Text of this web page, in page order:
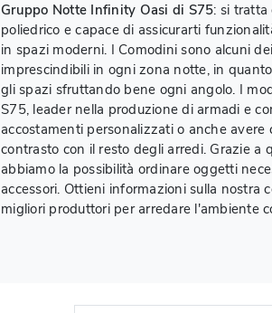
Gruppo Notte Infinity Oasi di S75: si
poliedrico e capace di assicurarti
in spazi moderni. I Comodini sono alcuni
imprescindibili in ogni zona notte, in
gli spazi sfruttando bene ogni angolo. I
S75, leader nella produzione di armadi e
accostamenti personalizzati o anche
contrasto con il resto degli arredi. Grazie a
abbiamo la possibilità ordinare oggetti
accessori. Ottieni informazioni sulla nostra
migliori produttori per arredare l'ambiente